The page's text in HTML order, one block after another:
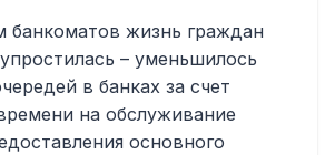
банкоматов жизнь граждан
– уменьшилось
в банках за счет
на обслуживание
основного